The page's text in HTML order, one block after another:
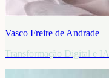
Vasco Freire de Andrade
Transformação Digital e IA